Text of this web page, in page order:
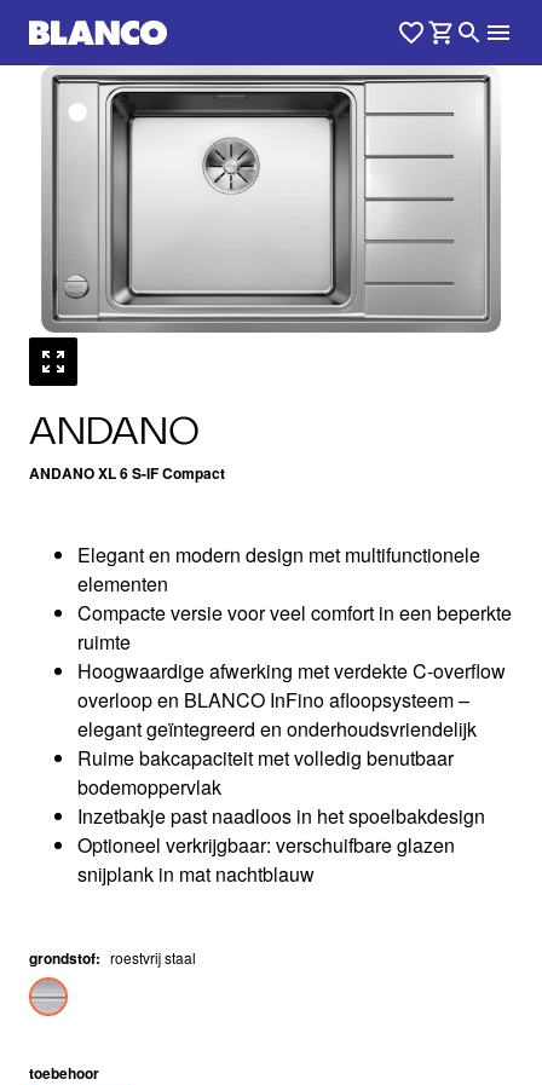
ANDANO
ANDANO XL 6 S-IF Compact
1 /0
Elegant en modern design met multifunctionele
elementen
Compacte versie voor veel comfort in een beperkte
ruimte
Hoogwaardige afwerking met verdekte C-overflow
overloop en BLANCO InFino afloopsysteem –
elegant geïntegreerd en onderhoudsvriendelijk
Ruime bakcapaciteit met volledig benutbaar
bodemoppervlak
Inzetbakje past naadloos in het spoelbakdesign
Optioneel verkrijgbaar: verschuifbare glazen
snijplank in mat nachtblauw
grondstof: roestvrij staal
toebehoor